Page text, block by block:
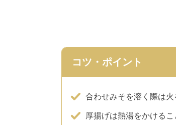
コツ・ポイント
合わせみそを溶く際は火
厚揚げは熱湯をかけるこ